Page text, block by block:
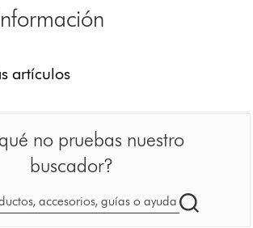
artículos
no pruebas nuestro
buscador?
Buscar